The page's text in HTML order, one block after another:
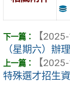
【
（星期六）辦
【
特殊選才招生